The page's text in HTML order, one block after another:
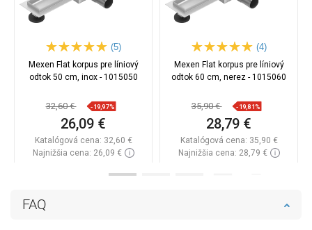
FAQ
(5)
Mexen Flat korpus pre líniový
odtok 50 cm, inox - 1015050
32,60 € -19,97%
26,09 €
Katalógová cena: 32,60 €
Najnižšia cena: 26,09 €
(4)
Mexen Flat korpus pre líniový
odtok 60 cm, nerez - 1015060
35,90 € -19,81%
28,79 €
Katalógová cena: 35,90 €
Najnižšia cena: 28,79 €